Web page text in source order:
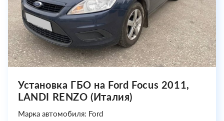
Установка ГБО на Ford Focus 2011,
LANDI RENZO (Италия)
Марка автомобиля: Ford